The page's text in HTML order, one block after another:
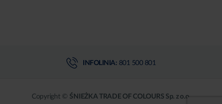
INFOLINIA: 801 500 801
Copyright © ŚNIEŻKA TRADE OF COLOURS Sp. z o.o.